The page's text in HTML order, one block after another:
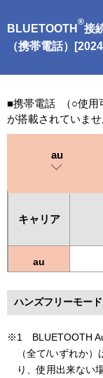
BLUETOOTH
®
接
（携帯電話）
■携帯電話 （○使
が搭載されていませ
au
キャリア
au
ハンズフリーモー
※1 BLUETOOTH
（全て/いずれか
り、使用出来ない